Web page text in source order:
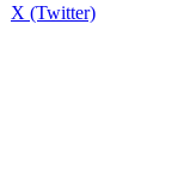
X (Twitter)